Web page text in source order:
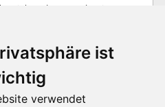
ist
verwendet
– der InnoPlastics
Kunststoffabfällen
aus